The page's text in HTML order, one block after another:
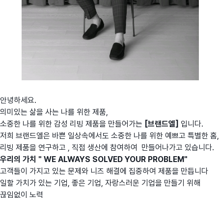
안녕하세요.
의미있는 삶을 사는 나를 위한 제품,
소중한 나를 위한 감성 리빙 제품을 만들어가는
[브랜드엘] 입니다.
저희 브랜드엘은 바쁜 일상속에서도 소중한 나를 위한 예쁘고 특별한 홈,
리빙 제품을 연구하고 , 직접 생산에 참여하여 만들어나가고 있습니다.
우리의 가치 " WE ALWAYS SOLVED YOUR PROBLEM"
고객들이 가지고 있는 문제와 니즈 해결에 집중하여 제품을 만듭니다
일할 가치가 있는 기업, 좋은 기업, 자랑스러운 기업을 만들기 위해
끊임없이 노력